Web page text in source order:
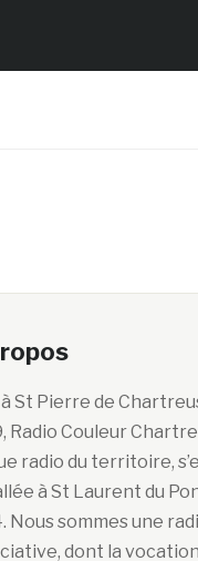
St Pierre de
Radio Couleur
radio du territoire,
à St Laurent du
Nous sommes une
dont la